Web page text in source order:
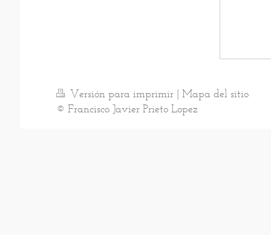
Versión para imprimir | Mapa del sitio
© Francisco Javier Prieto Lopez